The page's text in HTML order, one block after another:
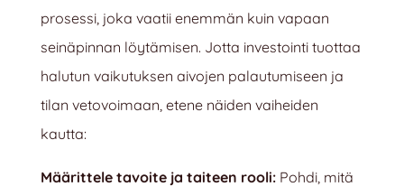
prosessi, joka vaatii enemmän kuin vapaan
seinäpinnan löytämisen. Jotta investointi tuottaa
halutun vaikutuksen aivojen palautumiseen ja
tilan vetovoimaan, etene näiden vaiheiden
kautta:
Määrittele tavoite ja taiteen rooli:Pohdi, mitä